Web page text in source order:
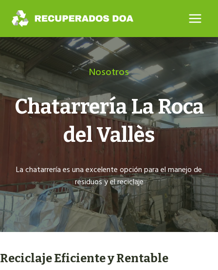
contenido
Nosotros
Chatarrería La Roca
del Vallès
La chatarrería es una excelente opción para el manejo de
residuos y el reciclaje
Reciclaje Eficiente y Rentable